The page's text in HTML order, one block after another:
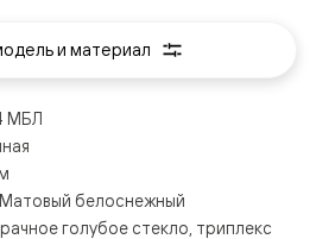
МБЛ
белоснежный
голубое стекло, триплекс
и материал